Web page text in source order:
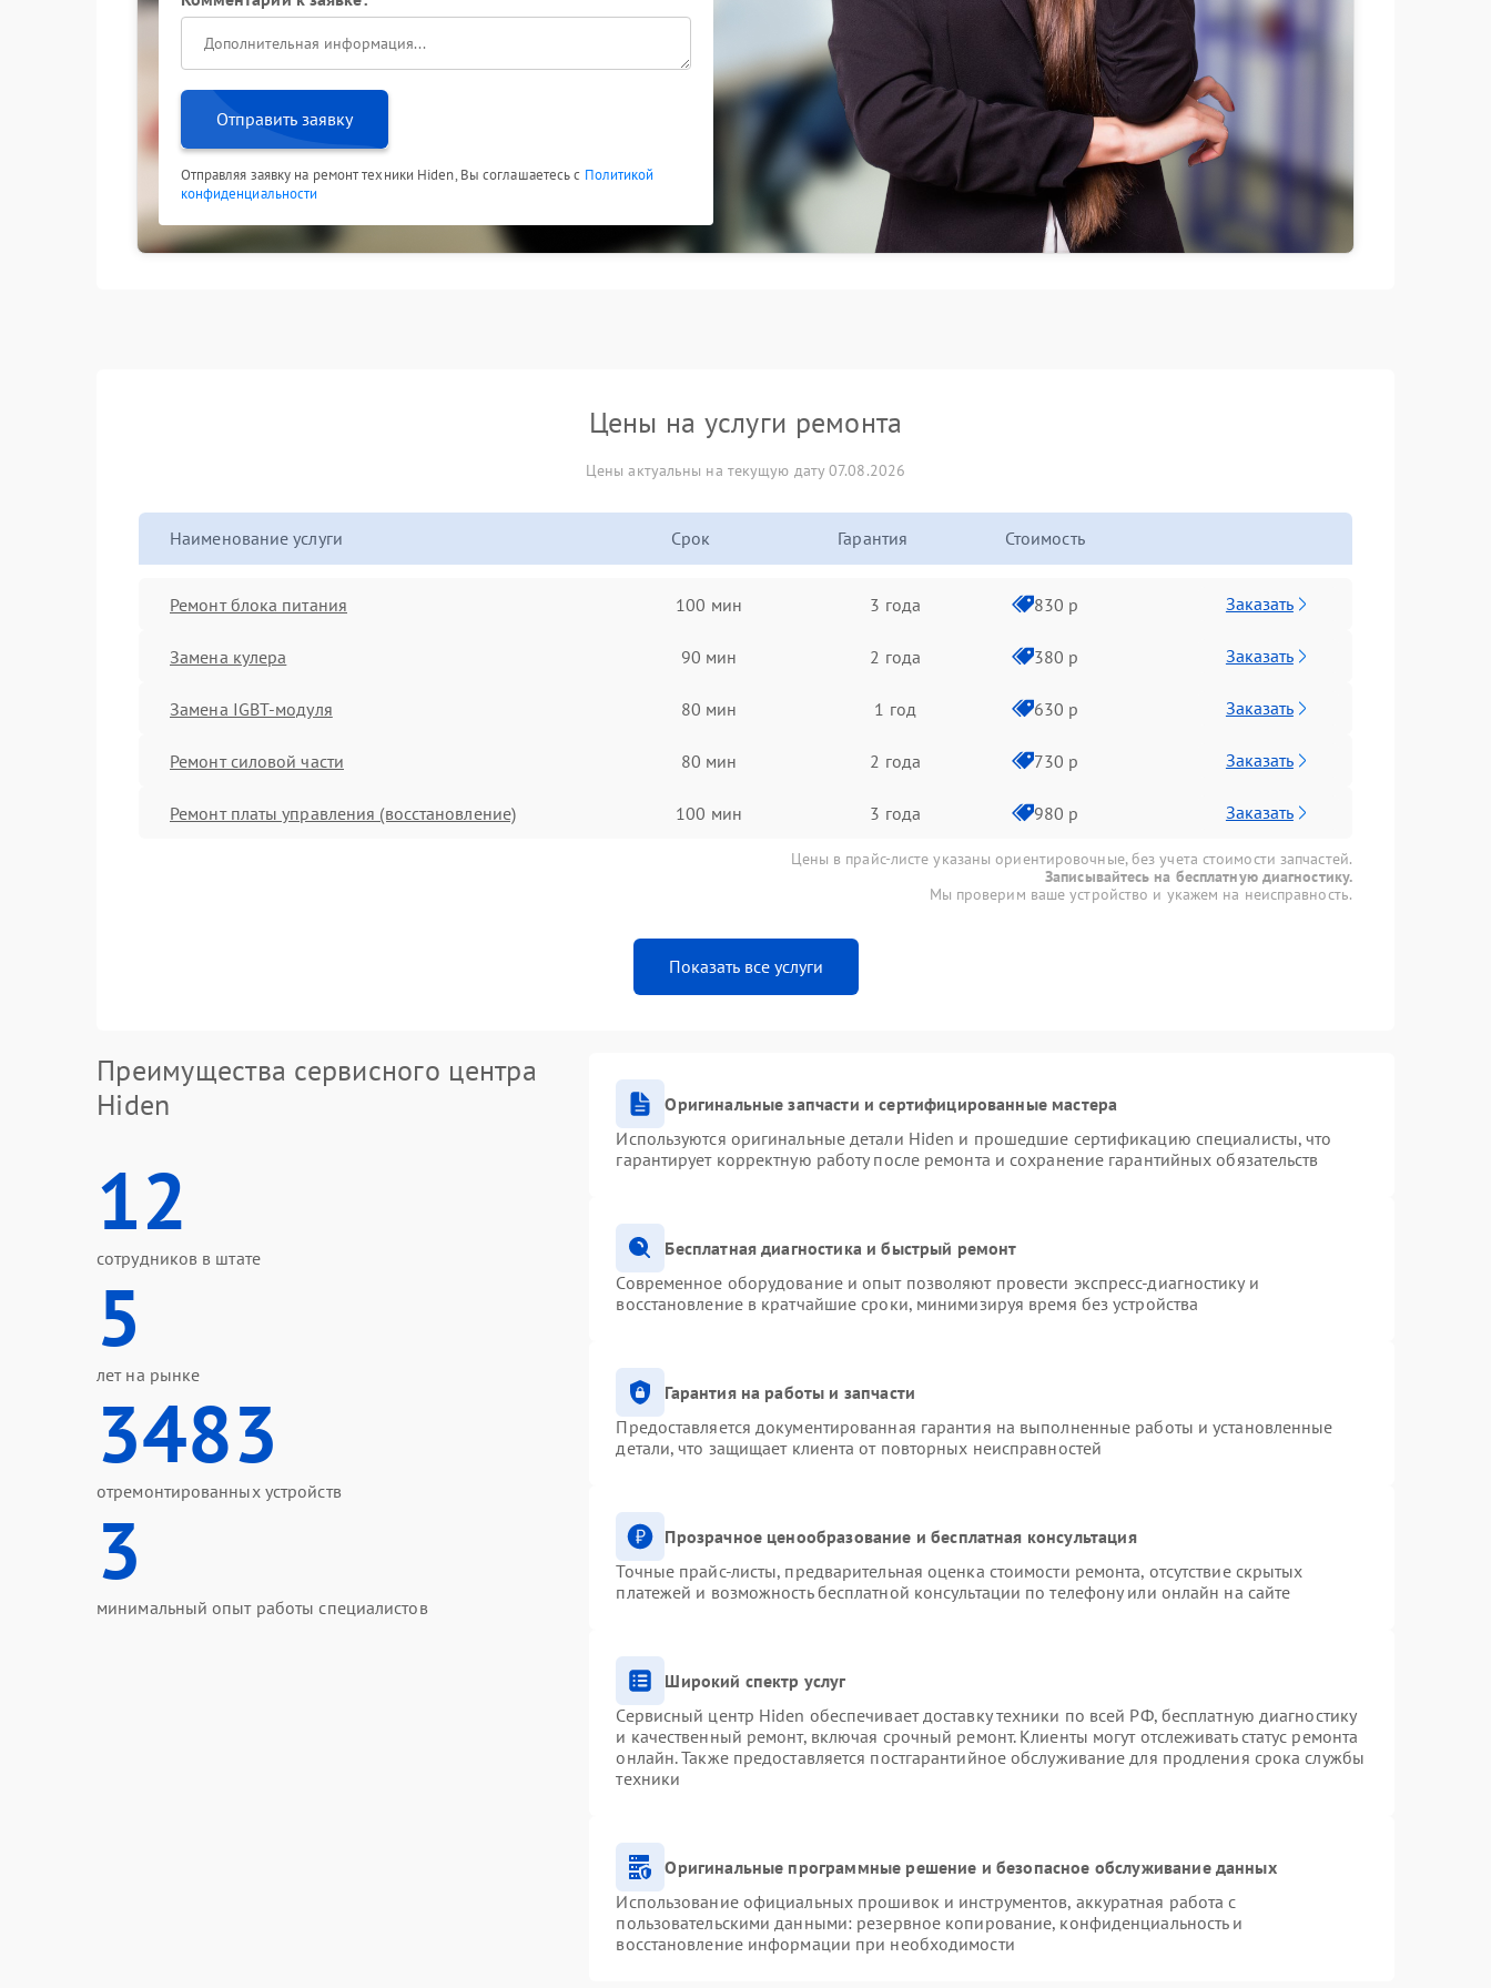
Отправить заявку
Отправляя заявку на ремонт техники Hiden, Вы соглашаетесь с Политикой
конфиденциальности
Цены на услуги ремонта
Цены актуальны на текущую дату 07.08.2026
Наименование услуги Срок Гарантия Стоимость
Ремонт блока питания 100 мин 3 года 830 р Заказать
Замена кулера 90 мин 2 года 380 р Заказать
Замена IGBT-модуля 80 мин 1 год 630 р Заказать
Ремонт силовой части 80 мин 2 года 730 р Заказать
Ремонт платы управления (восстановление) 100 мин 3 года 980 р Заказать
Цены в прайс-листе указаны ориентировочные, без учета стоимости запчастей.
Записывайтесь на бесплатную диагностику.
Мы проверим ваше устройство и укажем на неисправность.
Показать все услуги
Преимущества сервисного центра
Hiden
12
сотрудников в штате
5
лет на рынке
3483
отремонтированных устройств
3
минимальный опыт работы специалистов
Оригинальные запчасти и сертифицированные мастера
Используются оригинальные детали Hiden и прошедшие сертификацию специалисты, что
гарантирует корректную работу после ремонта и сохранение гарантийных обязательств
Бесплатная диагностика и быстрый ремонт
Современное оборудование и опыт позволяют провести экспресс-диагностику и
восстановление в кратчайшие сроки, минимизируя время без устройства
Гарантия на работы и запчасти
Предоставляется документированная гарантия на выполненные работы и установленные
детали, что защищает клиента от повторных неисправностей
Прозрачное ценообразование и бесплатная консультация
Точные прайс-листы, предварительная оценка стоимости ремонта, отсутствие скрытых
платежей и возможность бесплатной консультации по телефону или онлайн на сайте
Широкий спектр услуг
Сервисный центр Hiden обеспечивает доставку техники по всей РФ, бесплатную диагностику
и качественный ремонт, включая срочный ремонт. Клиенты могут отслеживать статус ремонта
онлайн. Также предоставляется постгарантийное обслуживание для продления срока службы
техники
Оригинальные программные решение и безопасное обслуживание данных
Использование официальных прошивок и инструментов, аккуратная работа с
пользовательскими данными: резервное копирование, конфиденциальность и
восстановление информации при необходимости